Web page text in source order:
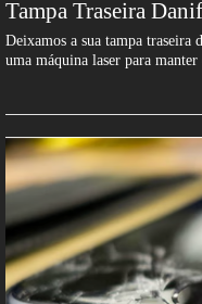
Tampa Traseira
Deixamos a sua tampa traseira
uma máquina laser para manter